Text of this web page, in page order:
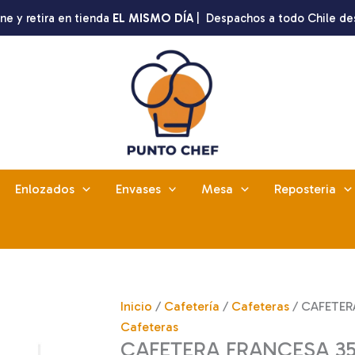
y retira en tienda EL MISMO DÍA | Despachos a todo Chile
Enlozados Envases Mesa Reposteria
Inicio / Cafetería / Cafeteras /
Cafeteras
CAFETERA FRANCESA